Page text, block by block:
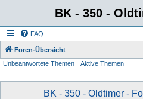
BK - 350 -
FAQ
Foren-Übersicht
Unbeantwortete Themen
Aktive Themen
BK - 350 - Oldtimer -